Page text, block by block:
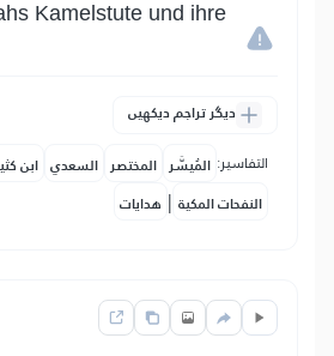
Kamelstute und ihre
دیگر تراجم دیکھیں
التفاسير: المُيسَّر المختصر السعدي ابن
النفحات المكية | هدايات